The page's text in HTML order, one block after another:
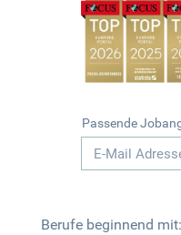
Passende
Berufe beginnend mit: